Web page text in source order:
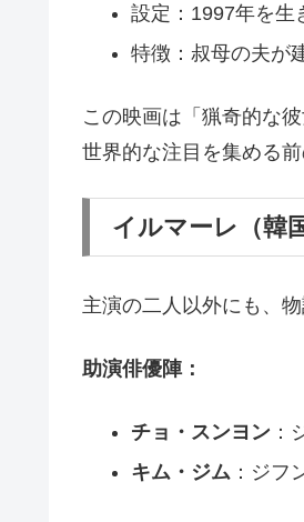
設定：1997年を生
特徴：叔母の夫が
この映画は「猟奇的な
世界的な注目を集める
イルマーレ（韓
主演の二人以外にも、
助演俳優陣：
チョ・スンヨン：
キム・ジム ：ジフ